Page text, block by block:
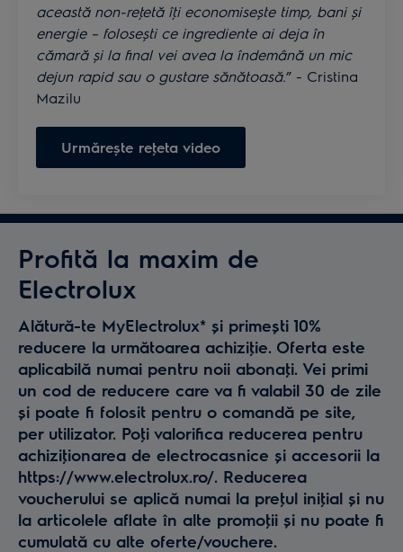
această non-reţetă îţi economisește timp, bani și
energie – folosești ce ingrediente ai deja în
cămară și la final vei avea la îndemână un mic
dejun rapid sau o gustare sănătoasă.” - Cristina
Mazilu
Urmărește reţeta video
Profită la maxim de
Electrolux
Alătură-te MyElectrolux* și primești 10%
reducere la următoarea achiziţie. Oferta este
aplicabilă numai pentru noii abonaţi. Vei primi
un cod de reducere care va fi valabil 30 de zile
și poate fi folosit pentru o comandă pe site,
per utilizator. Poţi valorifica reducerea pentru
achiziţionarea de electrocasnice și accesorii la
https://www.electrolux.ro/. Reducerea
voucherului se aplică numai la preţul iniţial și nu
la articolele aflate în alte promoţii și nu poate fi
cumulată cu alte oferte/vouchere.